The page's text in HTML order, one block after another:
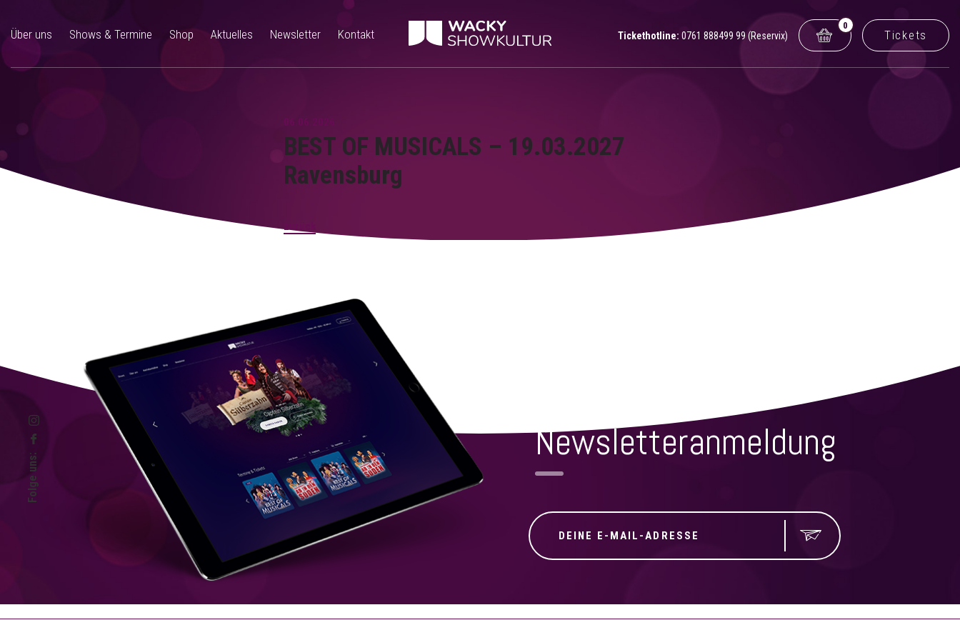
Über uns Shows & Termine Shop Aktuelles Newsletter Kontakt Tickethotline: 0761 888499 99 (Reservix)
0
Tickets
Folge uns:
BEST OF MUSICALS – 19.03.2027
Ravensburg
zurück
Newsletteranmeldung